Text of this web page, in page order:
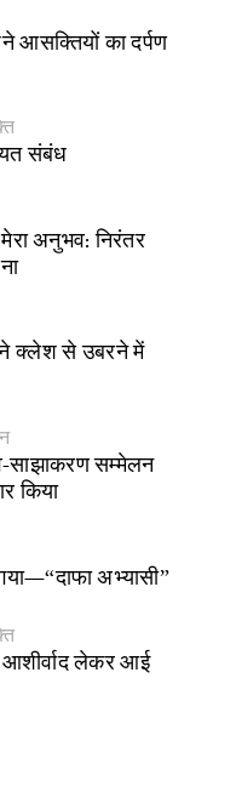
आसक्तियों का दर्पण
संबंध
अनुभव: निरंतर
क्लेश से उबरने में
साझाकरण सम्मेलन
किया
अभ्यासी”
आशीर्वाद लेकर आई